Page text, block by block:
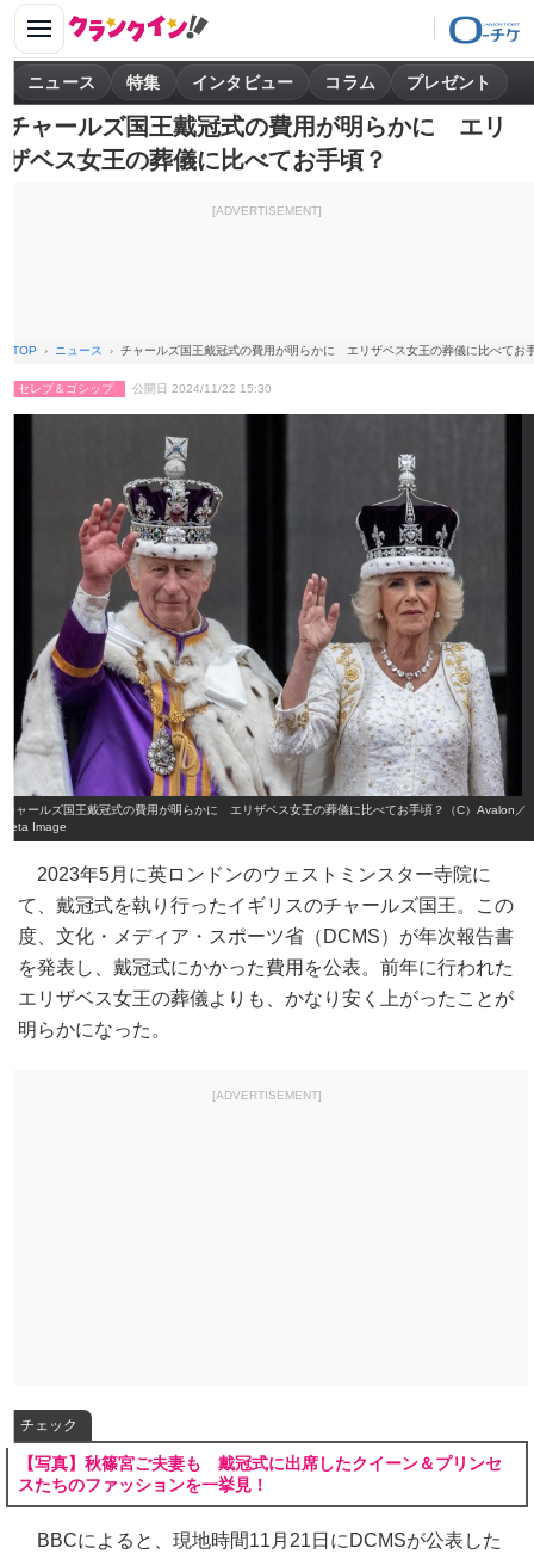
ニュース 特集 インタビュー コラム プレゼント
チャールズ国王戴冠式の費用が明らかに エリ
ザベス女王の葬儀に比べてお手頃？
[ADVERTISEMENT]
TOP ニュース チャールズ国王戴冠式の費用が明らかに エリザベス女王の葬儀に比べてお
セレブ＆ゴシップ 公開日 2024/11/22 15:30
チャールズ国王戴冠式の費用が明らかに エリザベス女王の葬儀に比べてお手頃？（C）Avalon／
Zeta Image
2023年5月に英ロンドンのウェストミンスター寺院に
て、戴冠式を執り行ったイギリスのチャールズ国王。この
度、文化・メディア・スポーツ省（DCMS）が年次報告書
を発表し、戴冠式にかかった費用を公表。前年に行われた
エリザベス女王の葬儀よりも、かなり安く上がったことが
明らかになった。
[ADVERTISEMENT]
チェック
【写真】秋篠宮ご夫妻も 戴冠式に出席したクイーン＆プリンセ
スたちのファッションを一挙見！
BBCによると、現地時間11月21日にDCMSが公表した